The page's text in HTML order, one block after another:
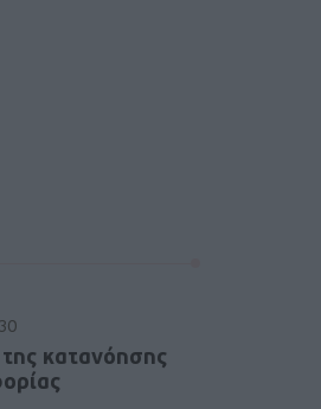
κατανόησης